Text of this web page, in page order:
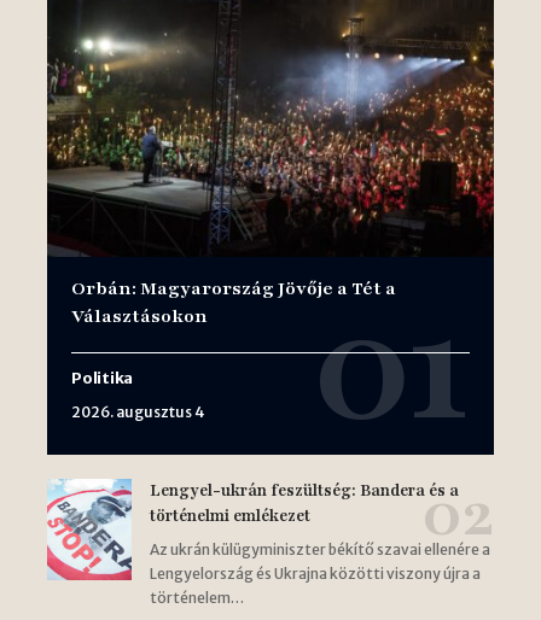
Orbán: Magyarország Jövője a Tét a
Választásokon
Politika
2026. augusztus 4
Lengyel-ukrán feszültség: Bandera és a
történelmi emlékezet
Az ukrán külügyminiszter békítő szavai ellenére a
Lengyelország és Ukrajna közötti viszony újra a
történelem…